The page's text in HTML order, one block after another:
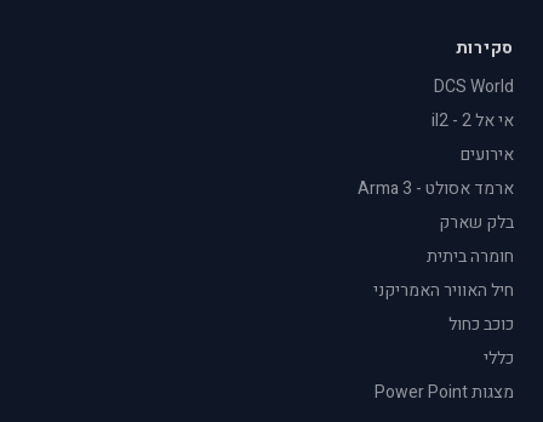
סקירות
DCS World
אי אל 2 - il2
אירועים
ארמד אסולט - Arma 3
בלק שארק
חומרה ביתית
חיל האוויר האמריקני
כוכב כחול
כללי
מצגות Power Point